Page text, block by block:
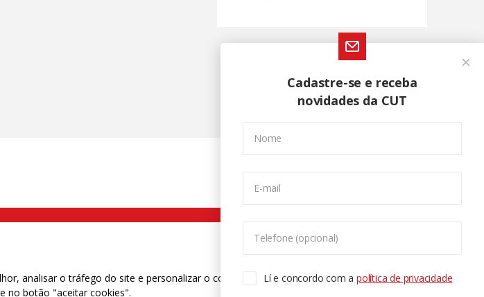
Cadastre-se e receba
novidades da CUT
Nome
E-mail
Telefone (opcional)
Lí e concordo com apolítica de privacidade
2108 9200 - Fax (11) 2108 9310
analisar o tráfego do site e personalizar o conteúdo. Para saber mais
no botão "aceitar cookies".